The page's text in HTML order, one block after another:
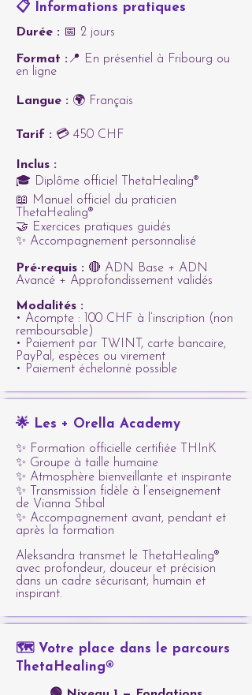
📋 Informations pratiques
Durée : 📅 2 jours
Format :📍 En présentiel à Fribourg ou
en ligne
Langue : 🌍 Français
Tarif : 💳 450 CHF
Inclus :
🎓 Diplôme officiel ThetaHealing®
📖 Manuel officiel du praticien
ThetaHealing®
🤝 Exercices pratiques guidés
✨ Accompagnement personnalisé
Pré-requis : 🔴 ADN Base + ADN
Avancé + Approfondissement validés
Modalités :
• Acompte : 100 CHF à l’inscription (non
remboursable)
• Paiement par TWINT, carte bancaire,
PayPal, espèces ou virement
• Paiement échelonné possible
🌟 Les + Orella Academy
✨ Formation officielle certifiée THInK
✨ Groupe à taille humaine
✨ Atmosphère bienveillante et inspirante
✨ Transmission fidèle à l’enseignement
de Vianna Stibal
✨ Accompagnement avant, pendant et
après la formation
Aleksandra transmet le ThetaHealing®
avec profondeur, douceur et précision
dans un cadre sécurisant, humain et
inspirant.
🗺️ Votre place dans le parcours
ThetaHealing®